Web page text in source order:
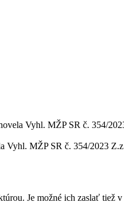
Vyhl. MŽP SR č. 354/
Vyhl. MŽP SR č. 354/2023
Je možné ich zaslať tiež